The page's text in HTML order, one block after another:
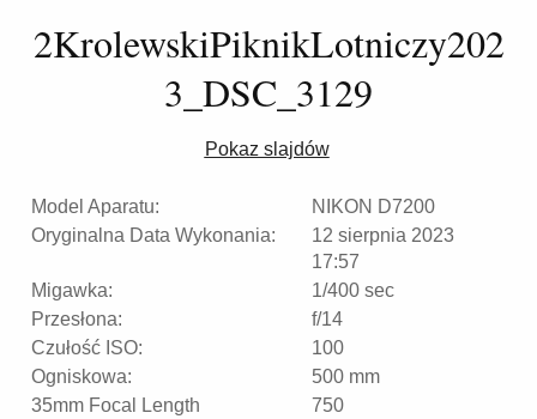
2KrolewskiPiknikLotniczy202
3_DSC_3129
Pokaz slajdów
Model Aparatu:
NIKON D7200
Oryginalna Data Wykonania:
12 sierpnia 2023
17:57
Migawka:
1/400 sec
Przesłona:
f/14
Czułość ISO:
100
Ogniskowa:
500 mm
35mm Focal Length
750